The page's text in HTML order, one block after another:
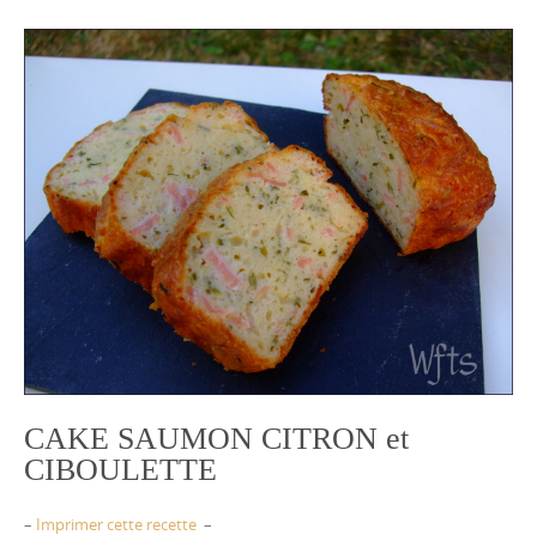
CAKE SAUMON CITRON et
CIBOULETTE
– Imprimer cette recette –